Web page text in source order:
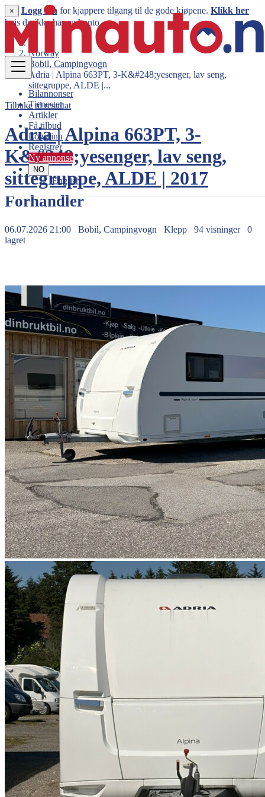
Bilannonser
Tjenester
Artikler
Få tilbud
Logg inn
Registrer
Ny annonse
NO
English
× Logg inn for kjappere tilgang til de gode kjøpene. Klikk her
hvis du ikke har en konto.
Norway
Bobil, Campingvogn
Adria | Alpina 663PT, 3-K&#248;yesenger, lav seng,
sittegruppe, ALDE |...
Tilbake til resultat
Adria | Alpina 663PT, 3-
K&#248;yesenger, lav seng,
sittegruppe, ALDE | 2017
Forhandler
06.07.2026 21:00 Bobil, Campingvogn Klepp 94 visninger
0
lagret